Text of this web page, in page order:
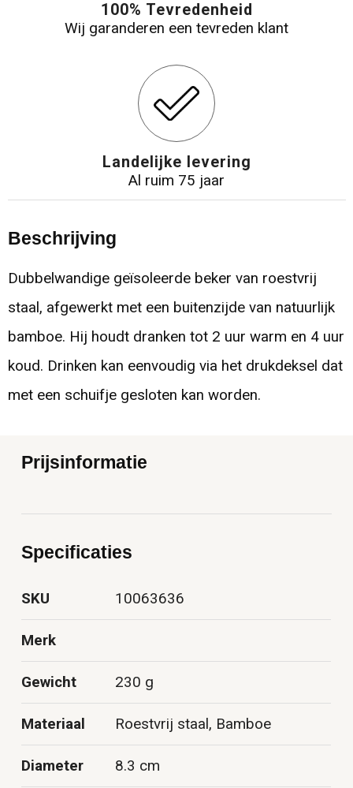
100% Tevredenheid
Wij garanderen een tevreden klant
Landelijke levering
Al ruim 75 jaar
Beschrijving
Dubbelwandige geïsoleerde beker van roestvrij
staal, afgewerkt met een buitenzijde van natuurlijk
bamboe. Hij houdt dranken tot 2 uur warm en 4 uur
koud. Drinken kan eenvoudig via het drukdeksel dat
met een schuifje gesloten kan worden.
Prijsinformatie
Specificaties
SKU 10063636
Merk
Gewicht 230 g
Materiaal Roestvrij staal, Bamboe
Diameter 8.3 cm